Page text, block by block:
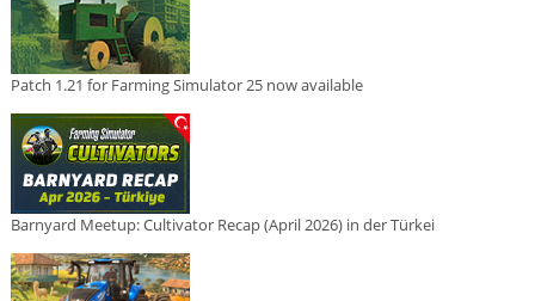
Patch 1.21 for Farming Simulator 25 now available
Barnyard Meetup: Cultivator Recap (April 2026) in der Türkei